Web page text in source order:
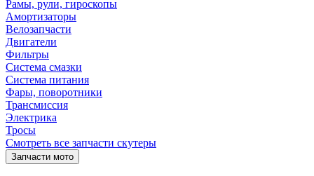
Рамы, рули, гироскопы
Амортизаторы
Велозапчасти
Двигатели
Фильтры
Система смазки
Система питания
Фары, поворотники
Трансмиссия
Электрика
Тросы
Смотреть все запчасти скутеры
Запчасти мото